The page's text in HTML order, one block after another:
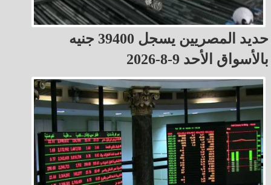
حديد المصريين يسجل 39400 جنيه
بالأسواق الأحد 9-8-2026